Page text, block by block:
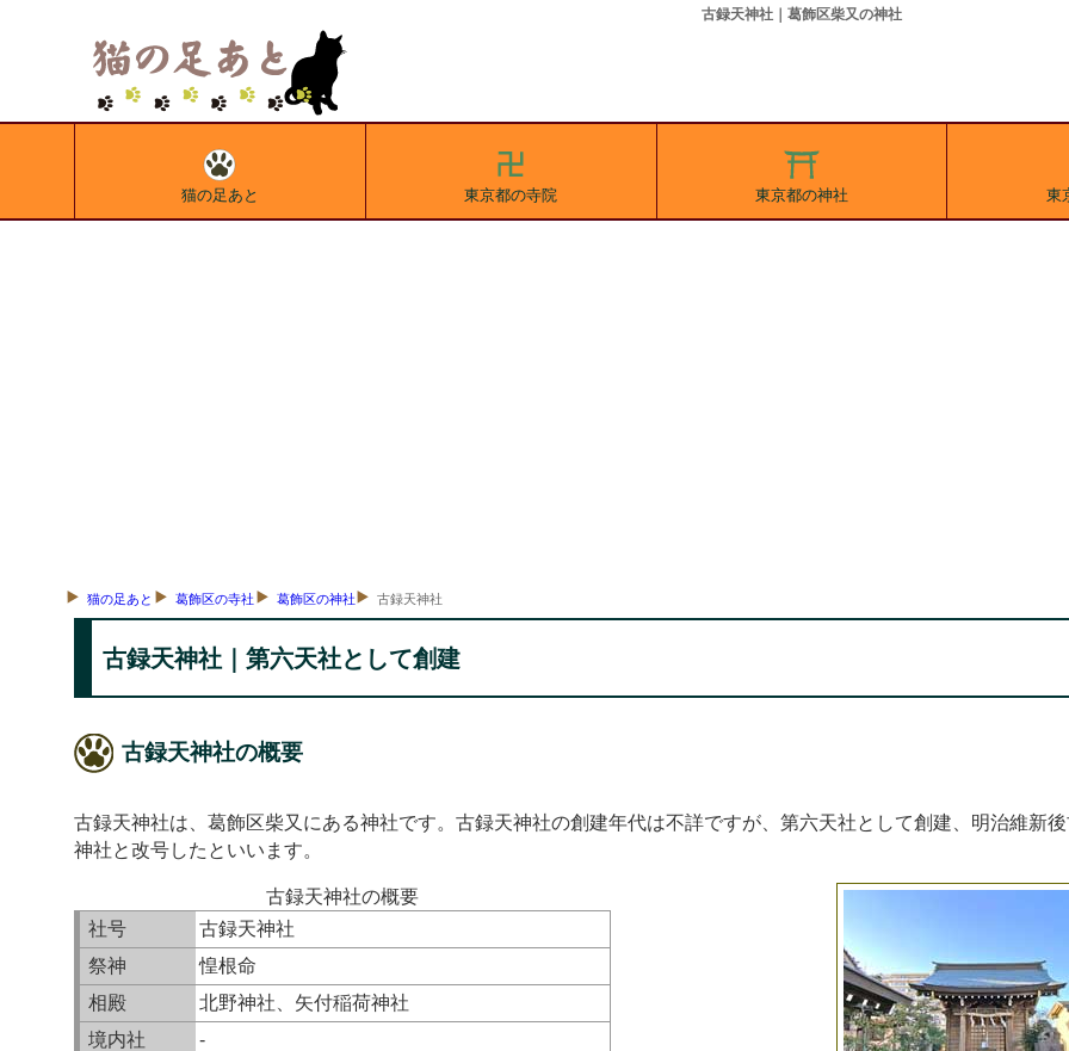
古録天神社｜葛飾区柴又の神社
猫の足あと 東京都の寺院 東京都の神社 東
猫の足あと 葛飾区の寺社 葛飾区の神社 古録天神社
古録天神社｜第六天社として創建
古録天神社の概要
古録天神社は、葛飾区柴又にある神社です。古録天神社の創建年代は不詳ですが、第六天社として創建、明治維新
神社と改号したといいます。
古録天神社の概要
社号
古録天神社
祭神
惶根命
相殿
北野神社、矢付稲荷神社
境内社
-